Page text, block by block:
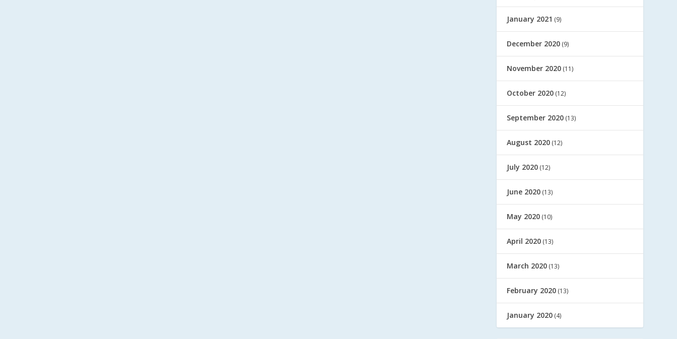
January 2021 (9)
December 2020 (9)
November 2020 (11)
October 2020 (12)
September 2020 (13)
August 2020 (12)
July 2020 (12)
June 2020 (13)
May 2020 (10)
April 2020 (13)
March 2020 (13)
February 2020 (13)
January 2020 (4)